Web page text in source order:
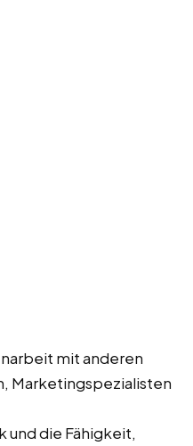
mit anderen
Marketingspezialisten
die Fähigkeit,